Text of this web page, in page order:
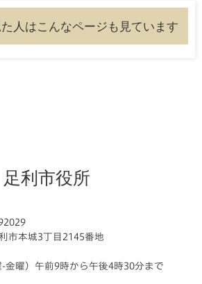
人はこんなページも見ています
足利市役所
市本城3丁目2145番地
金曜）午前9時から午後4時30分まで